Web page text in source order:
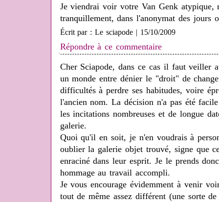
Je viendrai voir votre Van Genk atypique,
tranquillement, dans l'anonymat des jours
Écrit par : Le sciapode | 15/10/2009
Répondre à ce commentaire
Cher Sciapode, dans ce cas il faut veiller
un monde entre dénier le "droit" de
difficultés à perdre ses habitudes, voire
l'ancien nom. La décision n'a pas été
les incitations nombreuses et de longue
galerie.
Quoi qu'il en soit, je n'en voudrais à
oublier la galerie objet trouvé, signe que
enraciné dans leur esprit. Je le prends
hommage au travail accompli.
Je vous encourage évidemment à venir
tout de même assez différent (une sorte